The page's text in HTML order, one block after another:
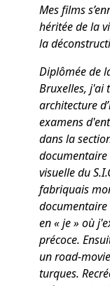
Mes films
héritée de la
la
Diplômée de
Bruxelles, j'ai
architecture
examens
dans la
visuelle du
fabriquais
en « je » où
précoce.
un road-
turques.